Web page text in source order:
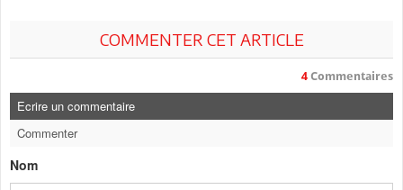
COMMENTER CET ARTICLE
4 Commentaires
Ecrire un commentaire
Commenter
Nom